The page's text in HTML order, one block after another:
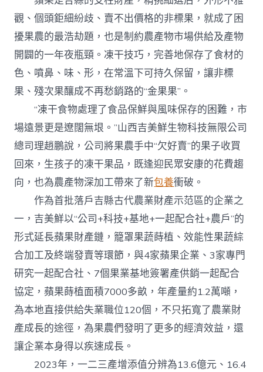
觀、個頭鉅細紛歧、賣不出價格的非標果，就成了困
擾果農的最浩劫題，也是制約農產物市場供給及產物
開闢的一年夜瓶頸。凍干技巧，完善地保存了食材的
色、噴鼻、味、形，在常溫下可持久保留，讓非標
果、殘次果釀成不再愁銷路的“金果果”。
“凍干食物處理了食品保鮮與風味保存的困難，市
場遠景更是遼闊無垠。”山西吉美鮮生物科技無限公司
總司理趙鵬說，公司將果農手中“欠好賣”的果子收買
回來，生孩子的凍干果品，既逢迎民眾安康的花費趨
向，也為農產物深加工帶來了新包養衝破。
作為首批落戶吉縣古代農業財產示范區的企業之
一，吉美鮮以“公司+科技+基地+一起配合社+農戶”的
形式延長蘋果財產鏈，籠罩果蔬蒔植、效能性果蔬綜
合加工及終端發賣等環節，與4家蘋果企業、3家專門
研究一起配合社、7個果業基地簽署產供銷一起配合
協定，蘋果蒔植面積7000多畝，年產量約1.2萬噸，
為本地直接供給失業職位120個，不只拓寬了農業財
產成長的途徑，為果農們發明了更多的經濟效益，還
讓企業本身得以疾速成長。
2023年，一二三產增添值分辨為13.6億元、16.4